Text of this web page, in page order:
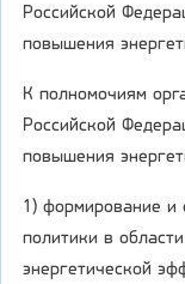
Российской
повышения
К полномочиям
Российской
повышения
1) формирование и
политики в
энергетической